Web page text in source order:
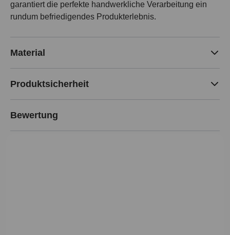
garantiert die perfekte handwerkliche Verarbeitung ein
rundum befriedigendes Produkterlebnis.
Material
Produktsicherheit
Bewertung